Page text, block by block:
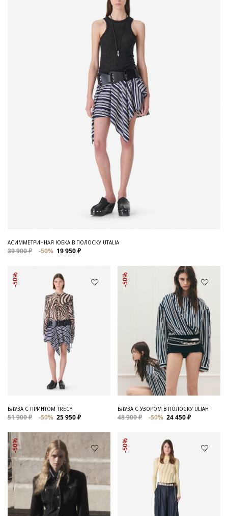
АСИММЕТРИЧНАЯ ЮБКА В ПОЛОСКУ UTALIA
39 900 ₽ -50% 19 950 ₽
-50%
БЛУЗА С ПРИНТОМ TRECY
51 900 ₽ -50% 25 950 ₽
-50%
БЛУЗА С УЗОРОМ В ПОЛОСКУ ULIAH
48 900 ₽ -50% 24 450 ₽
-50% -50%